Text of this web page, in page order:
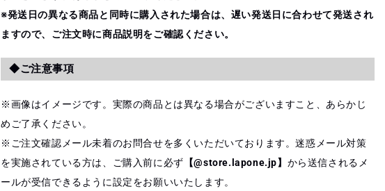
※発送日の異なる商品と同時に購入された場合は、遅い発送日に合わせて発送され
ますので、ご注文時に商品説明をご確認ください。
◆ご注意事項
※画像はイメージです。実際の商品とは異なる場合がございますこと、あらかじ
めご了承ください。
※ご注文確認メール未着のお問合せを多くいただいております。迷惑メール対策
を実施されている方は、ご購入前に必ず 【@store.lapone.jp】 から送信されるメ
ールが受信できるように設定をお願いいたします。